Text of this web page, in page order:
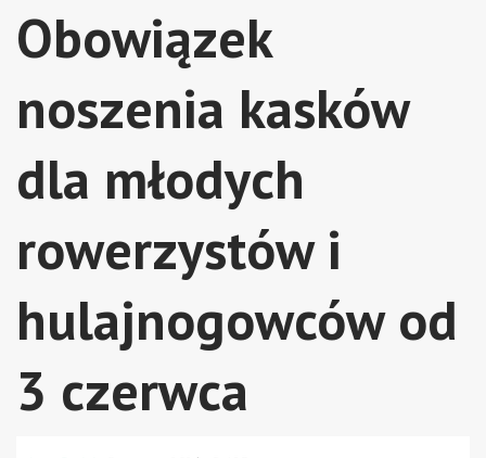
Obowiązek
noszenia kasków
dla młodych
rowerzystów i
hulajnogowców od
3 czerwca